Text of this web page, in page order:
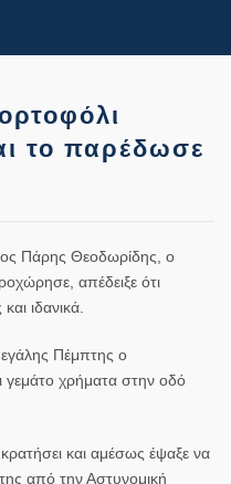
το παρέδωσε
Πάρης Θεοδωρίδης, ο
απέδειξε ότι
ιδανικά.
Πέμπτης ο
γεμάτο χρήματα στην οδό
και αμέσως έψαξε να
από την Αστυνομική